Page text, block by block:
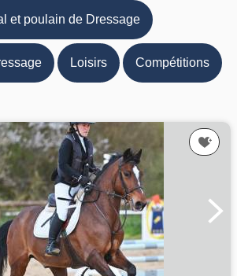
et poulain de Dressage
Loisirs Compétitions